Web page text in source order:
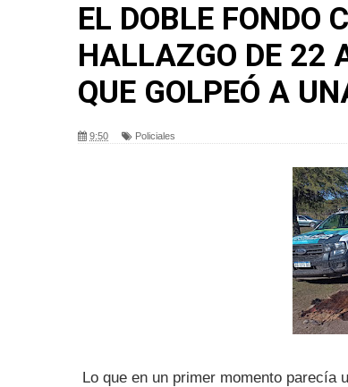
EL DOBLE FONDO
HALLAZGO DE 22
QUE GOLPEÓ A
9:50 Policiales
Lo que en un primer momento parecía